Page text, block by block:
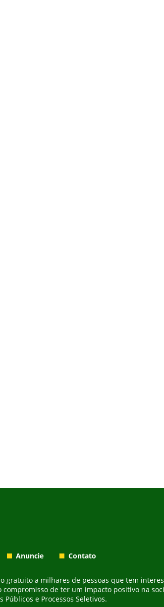
Anuncie Contato
a milhares de pessoas que tem
de ter um impacto positivo na
e Processos Seletivos.